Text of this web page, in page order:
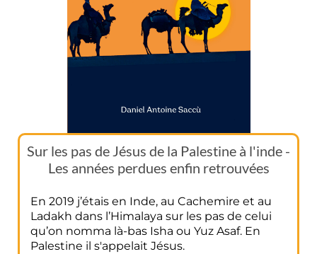
Sur les pas de Jésus de la Palestine à l'inde -
Les années perdues enfin retrouvées
En 2019 j’étais en Inde, au Cachemire et au
Ladakh dans l’Himalaya sur les pas de celui
qu’on nomma là-bas Isha ou Yuz Asaf. En
Palestine il s'appelait Jésus.